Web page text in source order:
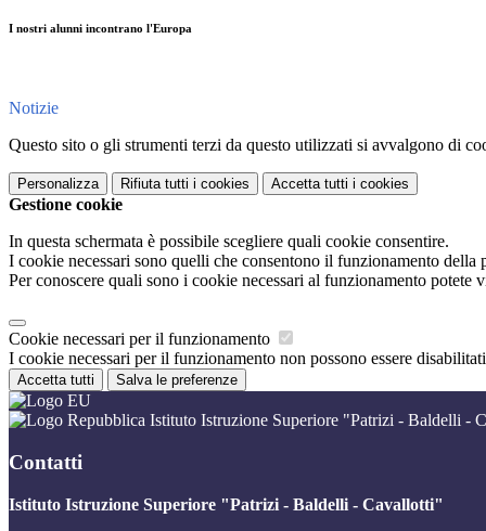
I nostri alunni incontrano l'Europa
Notizie
Questo sito o gli strumenti terzi da questo utilizzati si avvalgono di
Personalizza Rifiuta tutti i cookies Accetta tutti i cookies
Gestione cookie
In questa schermata è possibile scegliere quali cookie consentire.
I cookie necessari sono quelli che consentono il funzionamento
Per conoscere quali sono i cookie necessari al funzionamento potete
Cookie necessari per il funzionamento
I cookie necessari per il funzionamento non possono essere
Accetta tutti Salva le preferenze
Istituto Istruzione Superiore "Patrizi - Baldelli -
Contatti
Istituto Istruzione Superiore "Patrizi - Baldelli - Cavallotti"